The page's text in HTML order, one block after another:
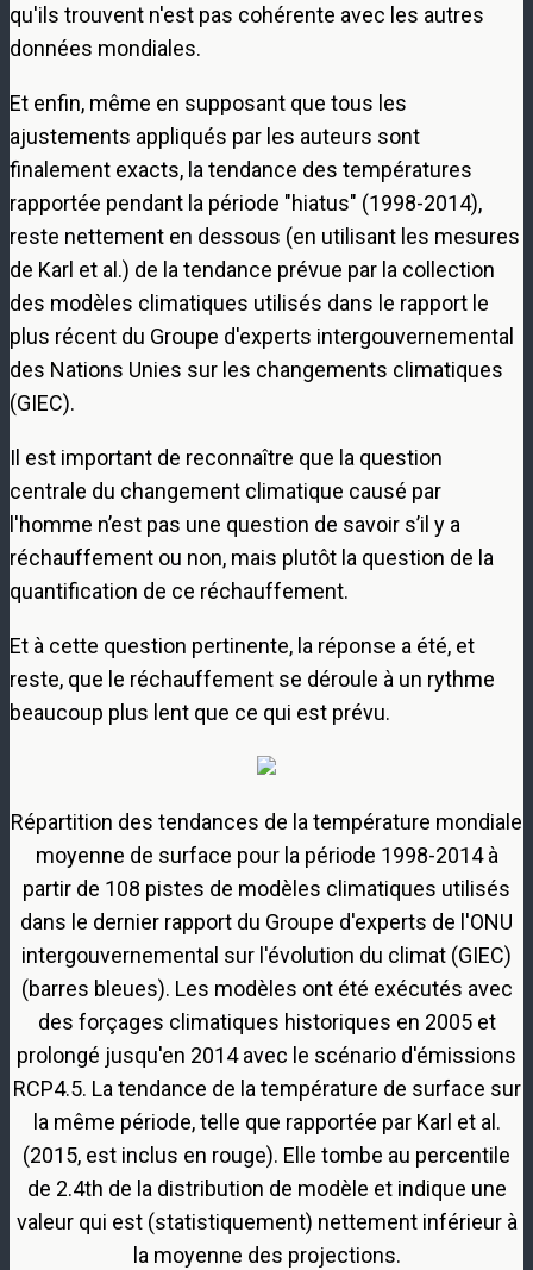
qu'ils trouvent n'est pas cohérente avec les autres
données mondiales.
Et enfin, même en supposant que tous les
ajustements appliqués par les auteurs sont
finalement exacts, la tendance des températures
rapportée pendant la période "hiatus" (1998-2014),
reste nettement en dessous (en utilisant les mesures
de Karl et al.) de la tendance prévue par la collection
des modèles climatiques utilisés dans le rapport le
plus récent du Groupe d'experts intergouvernemental
des Nations Unies sur les changements climatiques
(GIEC).
Il est important de reconnaître que la question
centrale du changement climatique causé par
l'homme n’est pas une question de savoir s’il y a
réchauffement ou non, mais plutôt la question de la
quantification de ce réchauffement.
Et à cette question pertinente, la réponse a été, et
reste, que le réchauffement se déroule à un rythme
beaucoup plus lent que ce qui est prévu.
Répartition des tendances de la température mondiale
moyenne de surface pour la période 1998-2014 à
partir de 108 pistes de modèles climatiques utilisés
dans le dernier rapport du Groupe d'experts de l'ONU
intergouvernemental sur l'évolution du climat (GIEC)
(barres bleues). Les modèles ont été exécutés avec
des forçages climatiques historiques en 2005 et
prolongé jusqu'en 2014 avec le scénario d'émissions
RCP4.5. La tendance de la température de surface sur
la même période, telle que rapportée par Karl et al.
(2015, est inclus en rouge). Elle tombe au percentile
de 2.4th de la distribution de modèle et indique une
valeur qui est (statistiquement) nettement inférieur à
la moyenne des projections.